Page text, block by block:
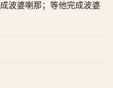
波婆喇那；等他完成波婆